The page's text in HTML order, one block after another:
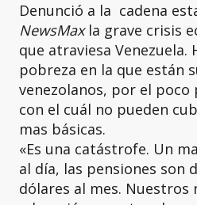
Denunció a la cadena
NewsMaxla grave crisis
que atraviesa Venezuela.
pobreza en la que están
venezolanos, por el
con el cuál no pueden
mas básicas.
«Es una catástrofe. Un
al día, las pensiones son
dólares al mes. Nuestros